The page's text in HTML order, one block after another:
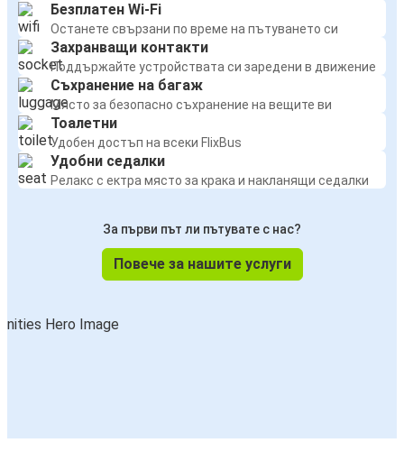
Безплатен Wi-Fi
Останете свързани по време на пътуването си
Захранващи контакти
Поддържайте устройствата си заредени в движение
Съхранение на багаж
Място за безопасно съхранение на вещите ви
Тоалетни
Удобен достъп на всеки FlixBus
Удобни седалки
Релакс с ектра място за крака и накланящи седалки
За първи път ли пътувате с нас?
Повече за нашите услуги